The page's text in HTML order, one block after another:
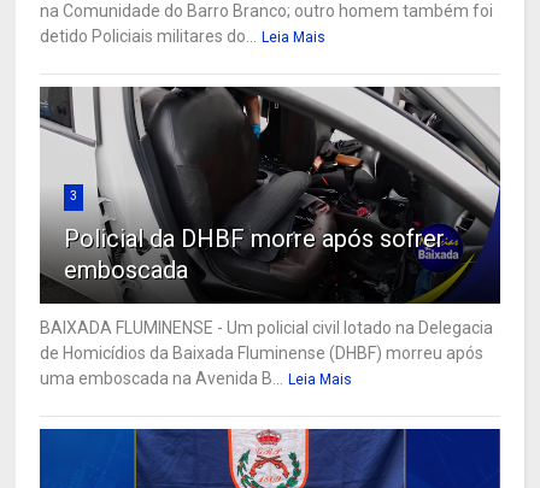
na Comunidade do Barro Branco; outro homem também foi
detido Policiais militares do...
Leia Mais
3
Policial da DHBF morre após sofrer
emboscada
BAIXADA FLUMINENSE - Um policial civil lotado na Delegacia
de Homicídios da Baixada Fluminense (DHBF) morreu após
uma emboscada na Avenida B...
Leia Mais